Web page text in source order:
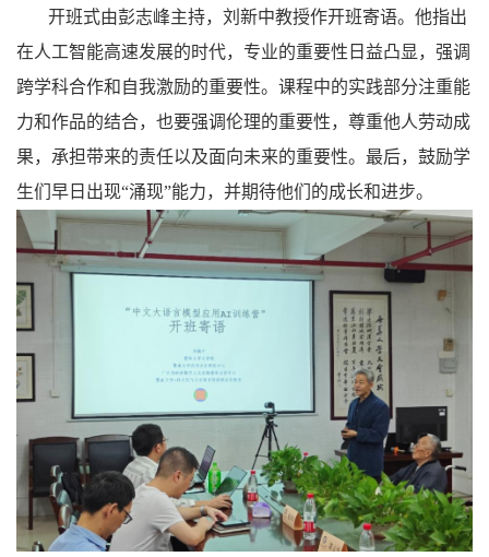
开班式由彭志峰主持，刘新中教授作开班寄语。他指出
在人工智能高速发展的时代，专业的重要性日益凸显，强调
跨学科合作和自我激励的重要性。课程中的实践部分注重能
力和作品的结合， 也要强调伦理的重要性，尊重他人劳动成
果， 承担带来的责任以及面向未来的重要性。最后，鼓励学
生们早日出现“涌现”能力，并期待他们的成长和进步。